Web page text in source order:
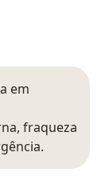
em
fraqueza